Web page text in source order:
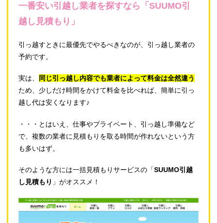
一番安い引越し業者を探すなら「SUUMO引
越し見積もり」
引っ越すときに最優先でやるべきなのが、引っ越し業者の
予約です。
実は、
同じ引っ越し内容でも業者によって料金は全然違う
ため、少しだけ時間をかけて料金を比べれば、簡単に引っ
越し代は安くなります♪
・・・とはいえ、仕事やプライベート、引っ越し準備など
で、複数の業者に見積もりを取る時間が作れないという方
も多いはず。
そのような方には一括見積もりサービスの「SUUMO引越
し見積もり 」がオススメ！